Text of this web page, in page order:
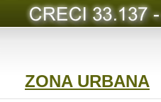
ZONA URBANA